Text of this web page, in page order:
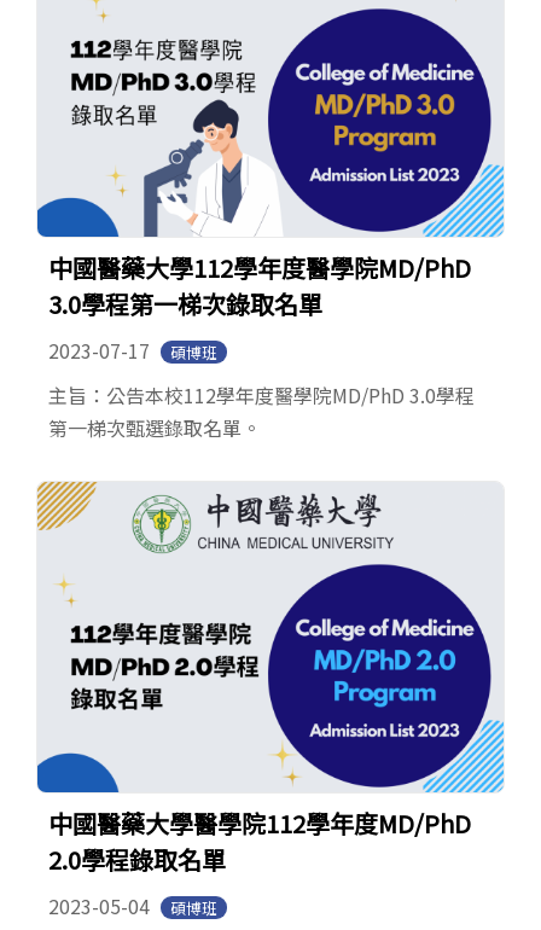
中國醫藥大學112學年度醫學院MD/PhD
3.0學程第一梯次錄取名單
2023-07-17 碩博班
主旨：公告本校112學年度醫學院MD/PhD 3.0學程
第一梯次甄選錄取名單。
中國醫藥大學醫學院112學年度MD/PhD
2.0學程錄取名單
2023-05-04 碩博班